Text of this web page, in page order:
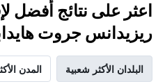
اعثر على نتائج أفضل
ريزيدانس جروت
البلدان الأكثر شعبية المدن